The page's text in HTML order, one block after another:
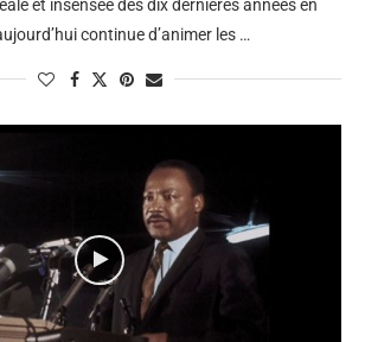
et insensée des dix dernières années en
continue d’animer les …